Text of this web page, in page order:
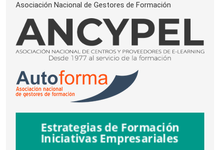
Asociación Nacional de Gestores de Formación